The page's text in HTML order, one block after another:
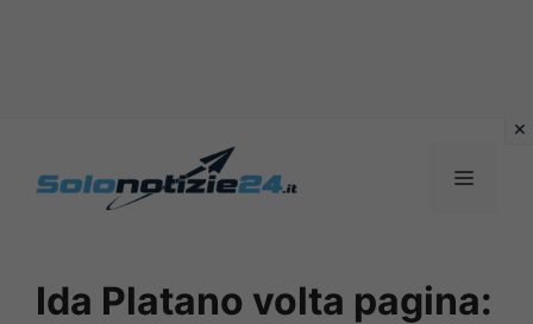
MENU
Ida Platano volta pagina: